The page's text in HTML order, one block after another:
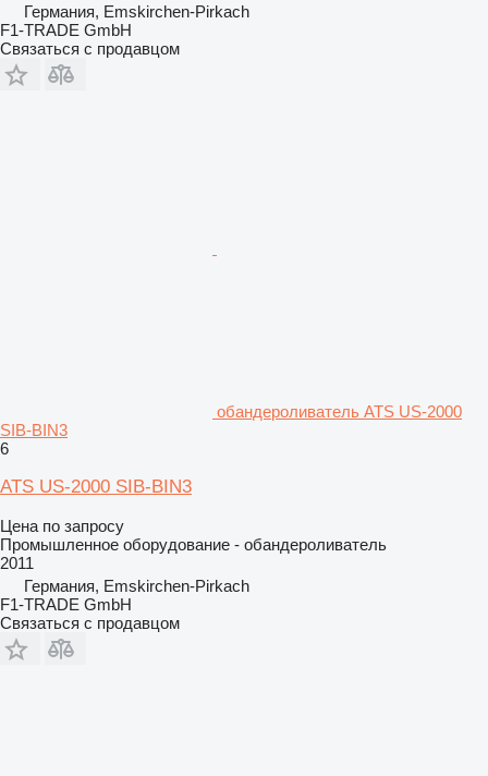
Германия, Emskirchen-Pirkach
F1-TRADE GmbH
Связаться с продавцом
обандероливатель ATS US-2000
SIB-BIN3
6
ATS US-2000 SIB-BIN3
Цена по запросу
Промышленное оборудование - обандероливатель
2011
Германия, Emskirchen-Pirkach
F1-TRADE GmbH
Связаться с продавцом